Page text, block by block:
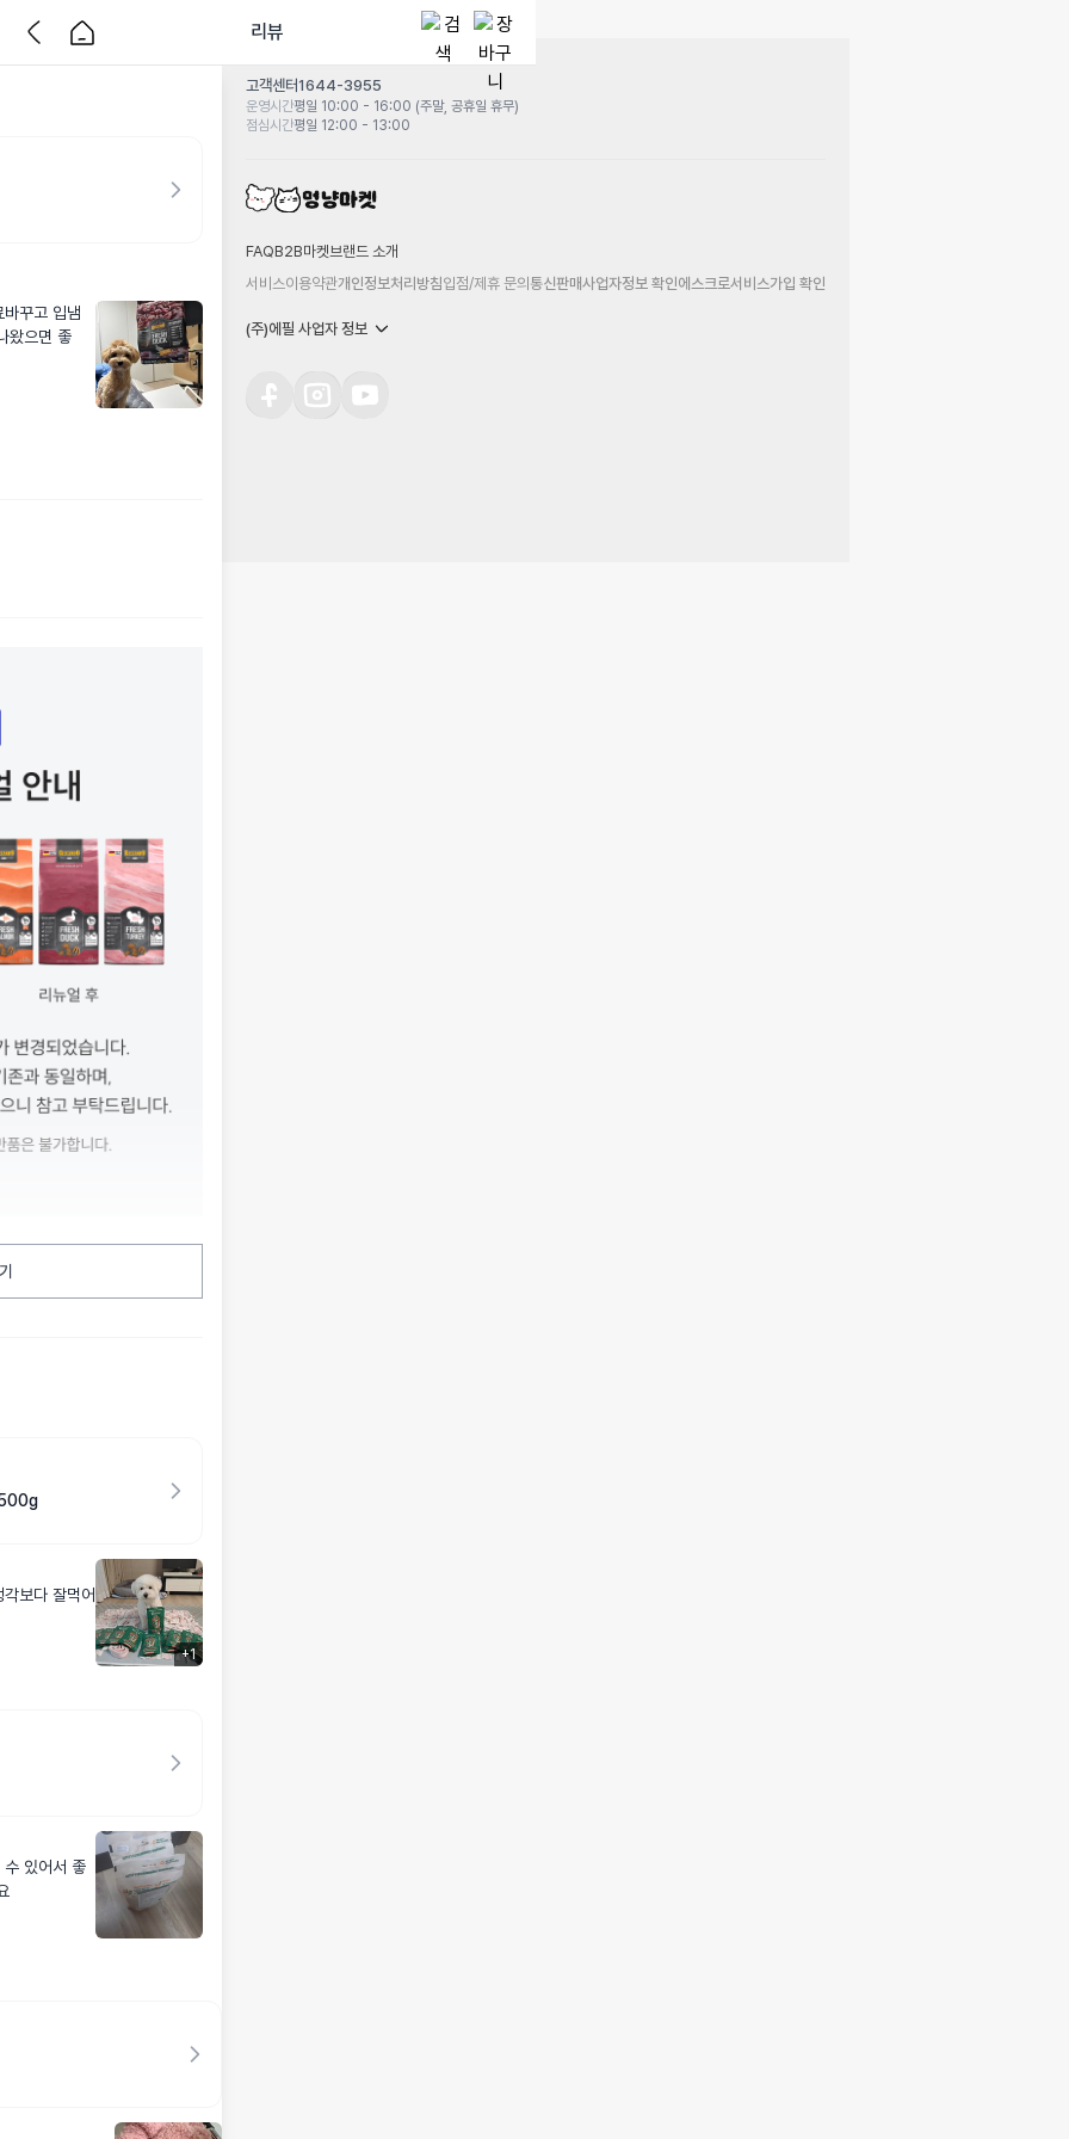
리뷰
꾸고 입냄
왔으면 좋
500g
보다 잘먹어
+1
수 있어서 좋
고객센터1644-3955
운영시간평일 10:00 - 16:00 (주말, 공휴일 휴무)
점심시간평일 12:00 - 13:00
FAQB2B마켓 브랜드 소개
서비스이용약관개인정보처리방침입점/제휴 문의통신판매사업자정보 확인에스크로서비스가입 확인
(주)에필 사업자 정보